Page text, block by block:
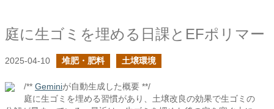
庭に生ゴミを埋める日課とEFポリマー
2025-04-10 堆肥・肥料 土壌環境
/** Geminiが自動生成した概要 **/
庭に生ゴミを埋める習慣があり、土壌改良の効果で生ゴミの